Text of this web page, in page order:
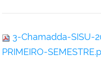
3-Chamadda-SISU-
PRIMEIRO-